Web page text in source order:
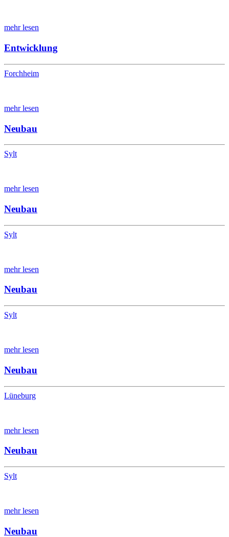
mehr lesen
Entwicklung
Forchheim
mehr lesen
Neubau
Sylt
mehr lesen
Neubau
Sylt
mehr lesen
Neubau
Sylt
mehr lesen
Neubau
Lüneburg
mehr lesen
Neubau
Sylt
mehr lesen
Neubau